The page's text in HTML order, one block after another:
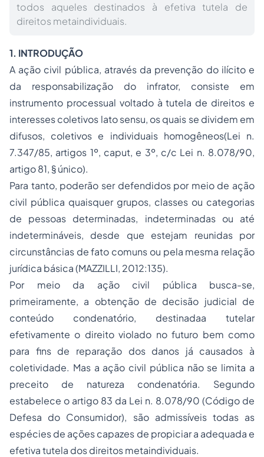
todos aqueles destinados à efetiva tutela de
direitos metaindividuais.
1. INTRODUÇÃO
A ação civil pública, através da prevenção do ilícito e
da responsabilização do infrator, consiste em
instrumento processual voltado à tutela de direitos e
interesses coletivos lato sensu, os quais se dividem em
difusos, coletivos e individuais homogêneos(Lei n.
7.347/85, artigos 1º, caput, e 3º, c/c Lei n. 8.078/90,
artigo 81, § único).
Para tanto, poderão ser defendidos por meio de ação
civil pública quaisquer grupos, classes ou categorias
de pessoas determinadas, indeterminadas ou até
indetermináveis, desde que estejam reunidas por
circunstâncias de fato comuns ou pela mesma relação
jurídica básica (MAZZILLI, 2012:135).
Por meio da ação civil pública busca-se,
primeiramente, a obtenção de decisão judicial de
conteúdo condenatório, destinadaa tutelar
efetivamente o direito violado no futuro bem como
para fins de reparação dos danos já causados à
coletividade. Mas a ação civil pública não se limita a
preceito de natureza condenatória. Segundo
estabelece o artigo 83 da Lei n. 8.078/90 (Código de
Defesa do Consumidor), são admissíveis todas as
espécies de ações capazes de propiciar a adequada e
efetiva tutela dos direitos metaindividuais.